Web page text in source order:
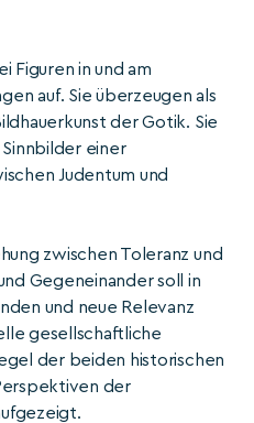
Figuren in und am
auf. Sie überzeugen als
der Gotik. Sie
einer
Judentum und
zwischen Toleranz und
Gegeneinander soll in
und neue Relevanz
gesellschaftliche
der beiden historischen
der